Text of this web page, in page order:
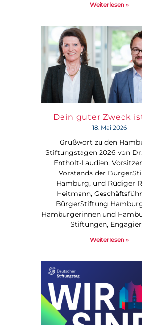
Weiterlesen »
Dein guter Zweck
18. Mai 2026
Grußwort zu den
Stiftungstagen 2026 von
Entholt-Laudien,
Vorstands der
Hamburg, und Rüdiger
Heitmann,
BürgerStiftung
Hamburgerinnen und
Stiftungen,
Weiterlesen »